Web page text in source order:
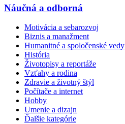
Náučná a odborná
Motivácia a sebarozvoj
Biznis a manažment
Humanitné a spoločenské vedy
História
Životopisy a reportáže
Vzťahy a rodina
Zdravie a životný štýl
Počítače a internet
Hobby
Umenie a dizajn
Ďalšie kategórie